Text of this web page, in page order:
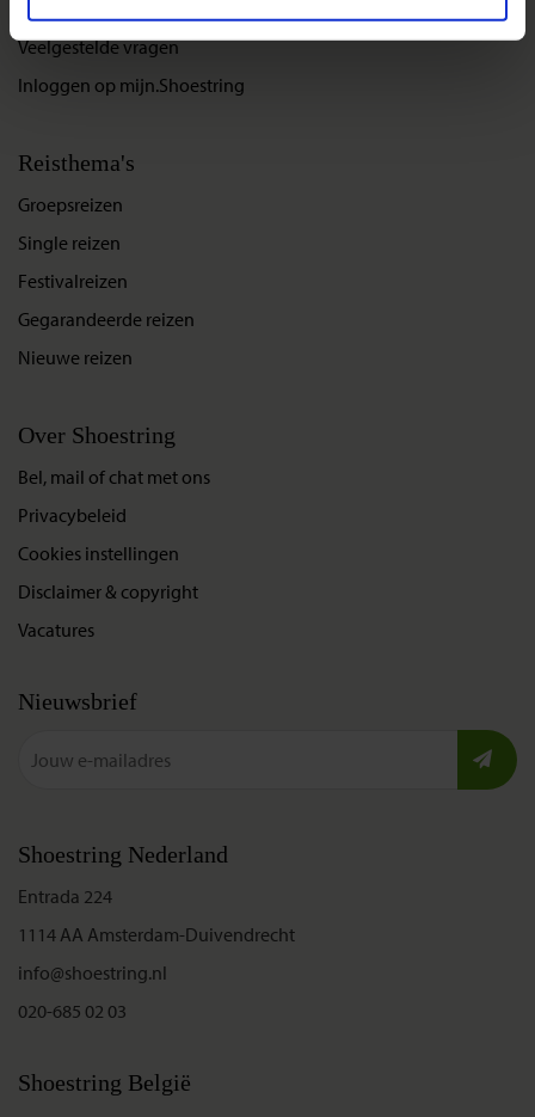
Veelgestelde vragen
Inloggen op mijn.Shoestring
Reisthema's
Groepsreizen
Single reizen
Festivalreizen
Gegarandeerde reizen
Nieuwe reizen
Over Shoestring
Bel, mail of chat met ons
Privacybeleid
Cookies instellingen
Disclaimer & copyright
Vacatures
Nieuwsbrief
Shoestring Nederland
Entrada 224
1114 AA Amsterdam-Duivendrecht
info@shoestring.nl
020-685 02 03
Shoestring België